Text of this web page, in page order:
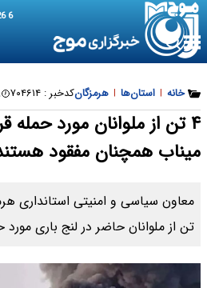
6 August 2026
خانه | استان‌ها | هرمزگانکدخبر : ۷۰۴۶۱۴
۴ تن از ملوانان مورد حمله
میناب همچنان مفقود
معاون سیاسی و امنیتی استانداری
تن از ملوانان حاضر در لنج باری